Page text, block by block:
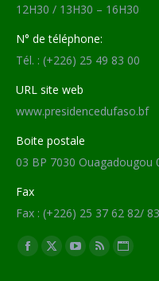
12H30 / 13H30 – 16H30
N° de téléphone:
Tél. : (+226) 25 49 83 00
URL site web
www.presidencedufaso.bf
Boite postale
03 BP 7030 Ouagadougou
Fax
Fax : (+226) 25 37 62 82/ 83
Trouvez nous sur :
Facebook
X
YouTube
RSS Site